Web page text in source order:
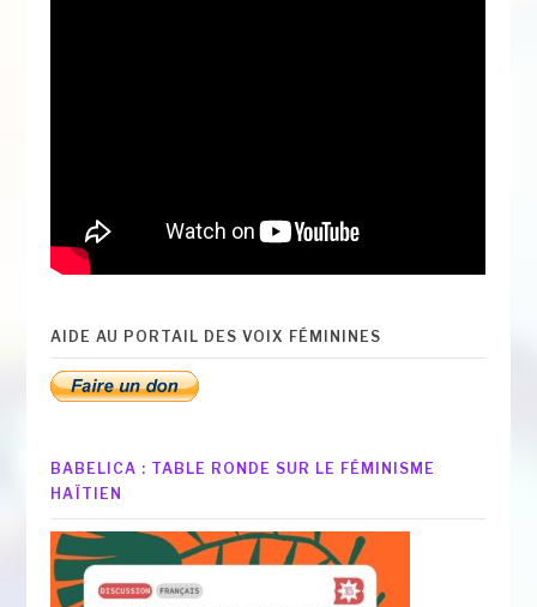
AIDE AU PORTAIL DES VOIX FÉMININES
BABELICA : TABLE RONDE SUR LE FÉMINISME
HAÏTIEN